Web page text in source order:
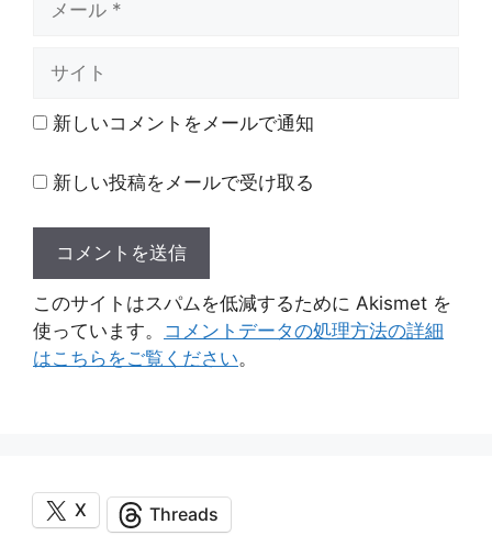
ト 新しいコメントをメールで通知
新しい投稿をメールで受け取る
このサイトはスパムを低減するために Akismet を
使っています。 コメントデータの処理方法の詳細
はこちらをご覧ください。
X Threads